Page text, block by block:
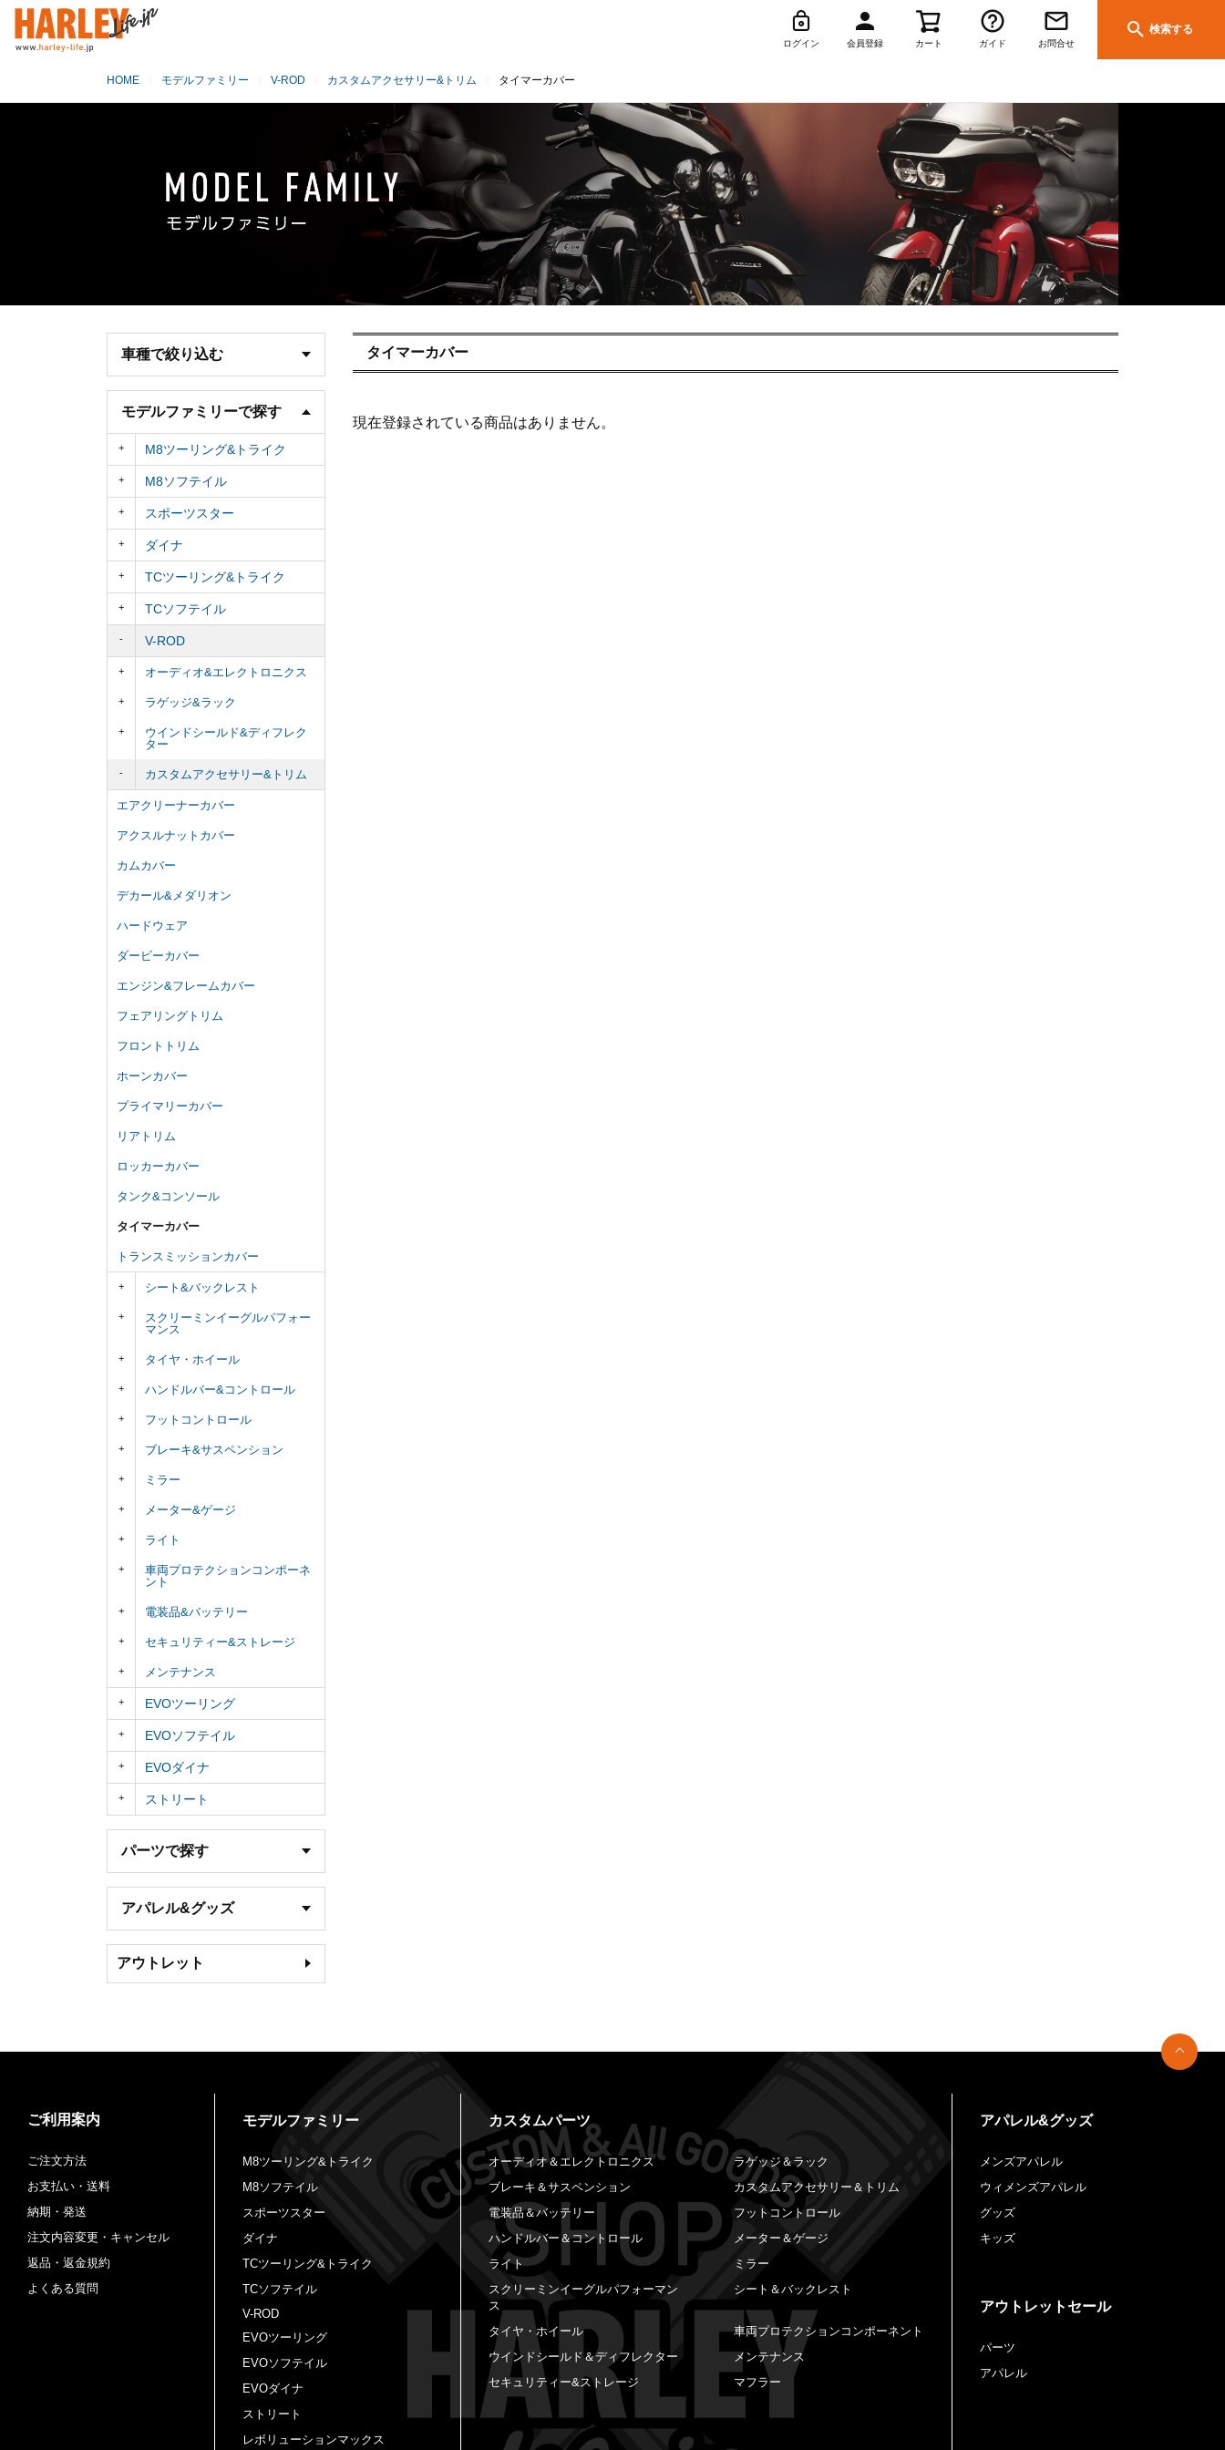
ログイン 会員登録 カート ガイド お問合せ
検索する
HOME モデルファミリー V-ROD カスタムアクセサリー&トリム タイマーカバー
タイマーカバー
現在登録されている商品はありません。
車種で絞り込む
モデルファミリーで探す
M8ツーリング&トライク
M8ソフテイル
スポーツスター
ダイナ
TCツーリング&トライク
TCソフテイル
V-ROD
オーディオ&エレクトロニクス
ラゲッジ&ラック
ウインドシールド&ディフレク
ター
カスタムアクセサリー&トリム
エアクリーナーカバー
アクスルナットカバー
カムカバー
デカール&メダリオン
ハードウェア
ダービーカバー
エンジン&フレームカバー
フェアリングトリム
フロントトリム
ホーンカバー
プライマリーカバー
リアトリム
ロッカーカバー
タンク&コンソール
タイマーカバー
トランスミッションカバー
シート&バックレスト
スクリーミンイーグルパフォー
マンス
タイヤ・ホイール
ハンドルバー&コントロール
フットコントロール
ブレーキ&サスペンション
ミラー
メーター&ゲージ
ライト
車両プロテクションコンポーネ
ント
電装品&バッテリー
セキュリティー&ストレージ
メンテナンス
EVOツーリング
EVOソフテイル
EVOダイナ
ストリート
パーツで探す
アパレル&グッズ
アウトレット
ご利用案内
ご注文方法
お支払い・送料
納期・発送
注文内容変更・キャンセル
返品・返金規約
よくある質問
モデルファミリー
M8ツーリング&トライク
M8ソフテイル
スポーツスター
ダイナ
TCツーリング&トライク
TCソフテイル
V-ROD
EVOツーリング
EVOソフテイル
EVOダイナ
ストリート
レボリューションマックス
カスタムパーツ
オーディオ＆エレクトロニクス
ラゲッジ＆ラック
ブレーキ＆サスペンション
カスタムアクセサリー＆トリム
電装品＆バッテリー
フットコントロール
ハンドルバー＆コントロール
メーター＆ゲージ
ライト
ミラー
スクリーミンイーグルパフォーマン
ス
シート＆バックレスト
タイヤ・ホイール
車両プロテクションコンポーネント
ウインドシールド＆ディフレクター
メンテナンス
セキュリティー&ストレージ
マフラー
アパレル&グッズ
メンズアパレル
ウィメンズアパレル
グッズ
キッズ
アウトレットセール
パーツ
アパレル